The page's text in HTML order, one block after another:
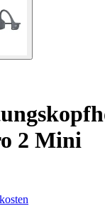
2 Mini